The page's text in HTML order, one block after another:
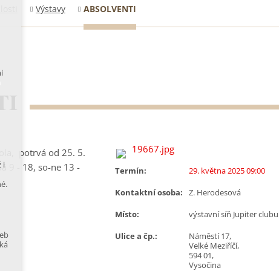
Výstavy ABSOLVENTI
potrvá od 25. 5.
9 - 18, so-ne 13 -
Termín:
29. května 2025 09:00
Kontaktní osoba:
Z. Herodesová
Místo:
výstavní síň Jupiter clubu
Ulice a čp.:
Náměstí 17,
Velké Meziříčí,
594 01,
Vysočina
i